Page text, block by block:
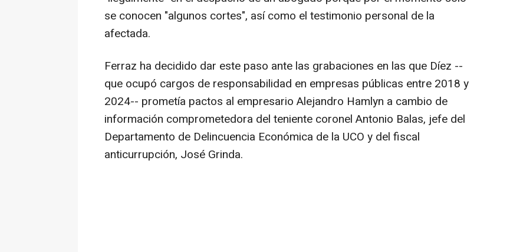
se conocen "algunos cortes", así como el testimonio personal de la
afectada.
Ferraz ha decidido dar este paso ante las grabaciones en las que Díez --
que ocupó cargos de responsabilidad en empresas públicas entre 2018 y
2024-- prometía pactos al empresario Alejandro Hamlyn a cambio de
información comprometedora del teniente coronel Antonio Balas, jefe del
Departamento de Delincuencia Económica de la UCO y del fiscal
anticurrupción, José Grinda.